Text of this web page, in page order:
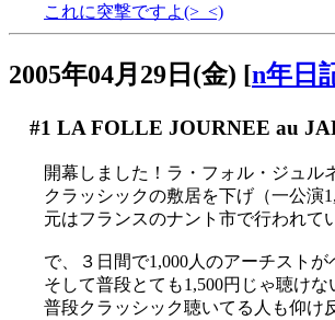
これに突撃ですよ(>_<)
2005年04月29日(金) [n年日
#1 LA FOLLE JOURNEE au
開幕しました！ラ・フォル・ジュル
クラッシックの敷居を下げ（一公演
元はフランスのナント市で行われて
で、３日間で1,000人のアーチスト
そして普段とても1,500円じゃ聴け
普段クラッシック聴いてる人も仰け